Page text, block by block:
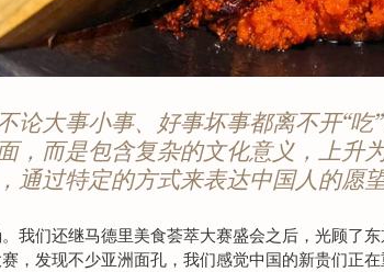
论大事小事、好事坏事都离不开“
，而是包含复杂的文化意义，上升
通过特定的方式来表达中国人的愿望
我们还继马德里美食荟萃大赛盛会之后，光顾了
，发现不少亚洲面孔，我们感觉中国的新贵们正